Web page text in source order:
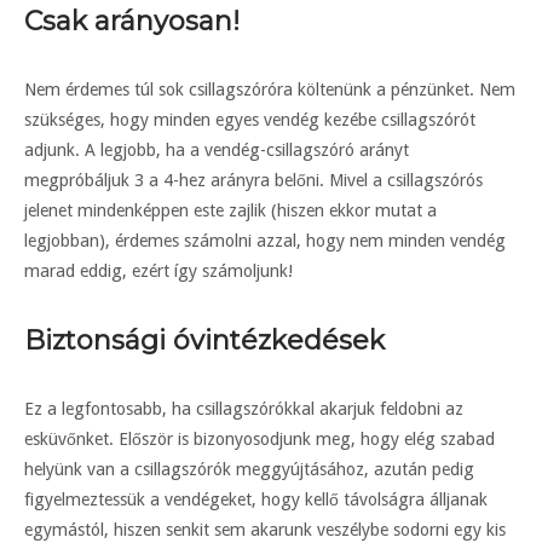
Csak arányosan!
Nem érdemes túl sok csillagszóróra költenünk a pénzünket. Nem
szükséges, hogy minden egyes vendég kezébe csillagszórót
adjunk. A legjobb, ha a vendég-csillagszóró arányt
megpróbáljuk 3 a 4-hez arányra belőni. Mivel a csillagszórós
jelenet mindenképpen este zajlik (hiszen ekkor mutat a
legjobban), érdemes számolni azzal, hogy nem minden vendég
marad eddig, ezért így számoljunk!
Biztonsági óvintézkedések
Ez a legfontosabb, ha csillagszórókkal akarjuk feldobni az
esküvőnket. Először is bizonyosodjunk meg, hogy elég szabad
helyünk van a csillagszórók meggyújtásához, azután pedig
figyelmeztessük a vendégeket, hogy kellő távolságra álljanak
egymástól, hiszen senkit sem akarunk veszélybe sodorni egy kis